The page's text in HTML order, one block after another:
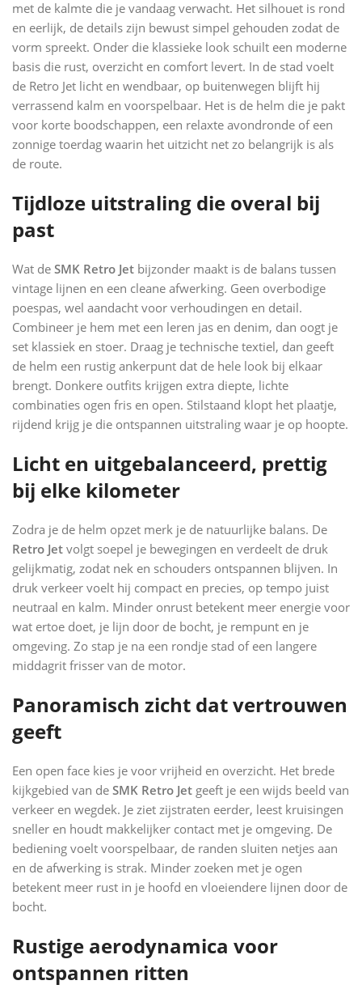
met de kalmte die je vandaag verwacht. Het silhouet is rond
en eerlijk, de details zijn bewust simpel gehouden zodat de
vorm spreekt. Onder die klassieke look schuilt een moderne
basis die rust, overzicht en comfort levert. In de stad voelt
de Retro Jet licht en wendbaar, op buitenwegen blijft hij
verrassend kalm en voorspelbaar. Het is de helm die je pakt
voor korte boodschappen, een relaxte avondronde of een
zonnige toerdag waarin het uitzicht net zo belangrijk is als
de route.
Tijdloze uitstraling die overal bij
past
Wat de SMK Retro Jet bijzonder maakt is de balans tussen
vintage lijnen en een cleane afwerking. Geen overbodige
poespas, wel aandacht voor verhoudingen en detail.
Combineer je hem met een leren jas en denim, dan oogt je
set klassiek en stoer. Draag je technische textiel, dan geeft
de helm een rustig ankerpunt dat de hele look bij elkaar
brengt. Donkere outfits krijgen extra diepte, lichte
combinaties ogen fris en open. Stilstaand klopt het plaatje,
rijdend krijg je die ontspannen uitstraling waar je op hoopte.
Licht en uitgebalanceerd, prettig
bij elke kilometer
Zodra je de helm opzet merk je de natuurlijke balans. De
Retro Jet volgt soepel je bewegingen en verdeelt de druk
gelijkmatig, zodat nek en schouders ontspannen blijven. In
druk verkeer voelt hij compact en precies, op tempo juist
neutraal en kalm. Minder onrust betekent meer energie voor
wat ertoe doet, je lijn door de bocht, je rempunt en je
omgeving. Zo stap je na een rondje stad of een langere
middagrit frisser van de motor.
Panoramisch zicht dat vertrouwen
geeft
Een open face kies je voor vrijheid en overzicht. Het brede
kijkgebied van de SMK Retro Jet geeft je een wijds beeld van
verkeer en wegdek. Je ziet zijstraten eerder, leest kruisingen
sneller en houdt makkelijker contact met je omgeving. De
bediening voelt voorspelbaar, de randen sluiten netjes aan
en de afwerking is strak. Minder zoeken met je ogen
betekent meer rust in je hoofd en vloeiendere lijnen door de
bocht.
Rustige aerodynamica voor
ontspannen ritten